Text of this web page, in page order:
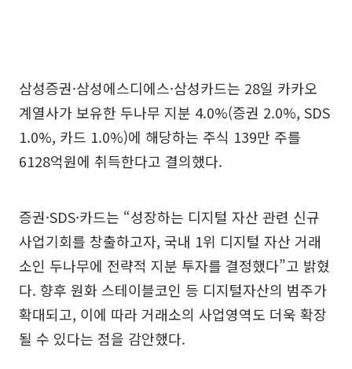
삼성증권·삼성에스디에스·삼성카드는 28일 카카오
계열사가 보유한 두나무 지분 4.0%(증권 2.0%, SDS
1.0%, 카드 1.0%)에 해당하는 주식 139만 주를
6128억원에 취득한다고 결의했다.
증권·SDS·카드는 “성장하는 디지털 자산 관련 신규
사업기회를 창출하고자, 국내 1위 디지털 자산 거래
소인 두나무에 전략적 지분 투자를 결정했다”고 밝혔
다. 향후 원화 스테이블코인 등 디지털자산의 범주가
확대되고, 이에 따라 거래소의 사업영역도 더욱 확장
될 수 있다는 점을 감안했다.